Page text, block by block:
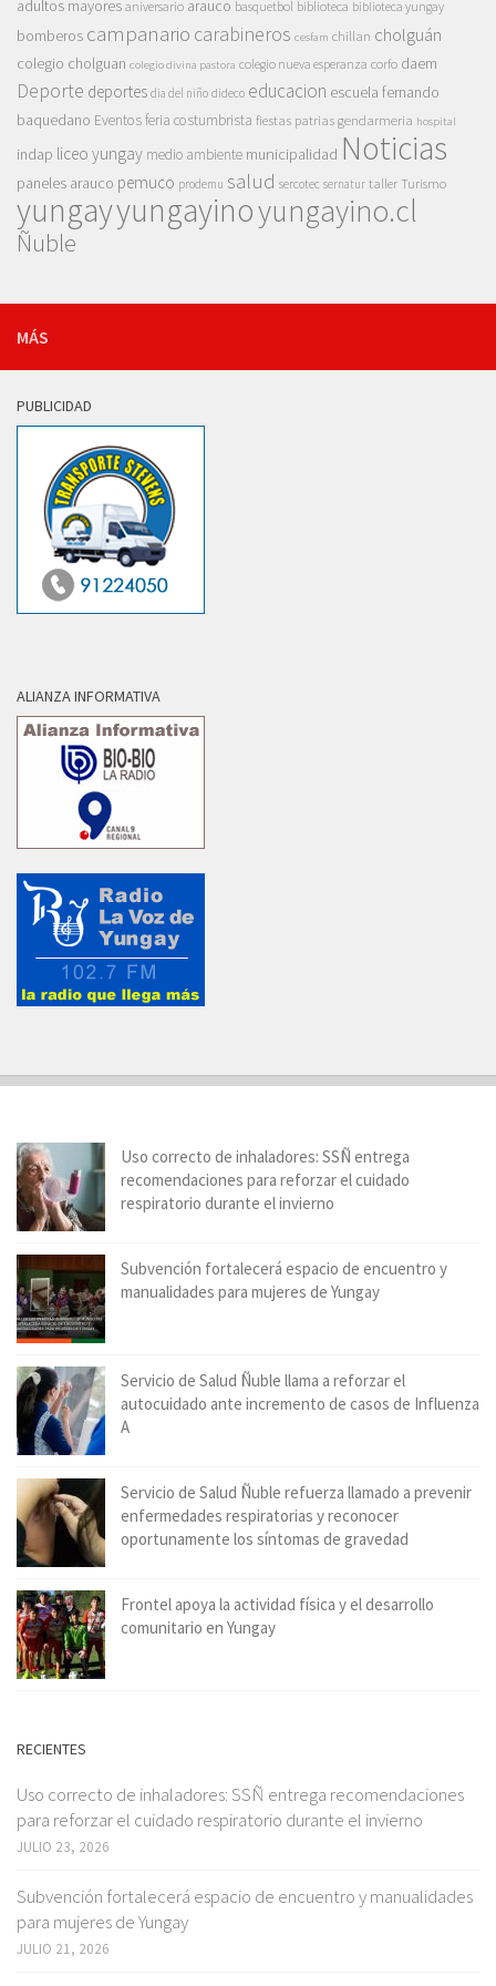
adultos mayores aniversario arauco basquetbol biblioteca biblioteca yungay
bomberos campanario carabineros cesfam chillan cholguán
colegio cholguan colegio divina pastora colegio nueva esperanza corfo daem
Deporte deportes dia del niño dideco educacion escuela fernando
baquedano Eventosferia costumbrista fiestas patrias gendarmeria hospital
indap liceo yungay medio ambiente municipalidad Noticias
paneles arauco pemuco prodemu salud sercotec sernatur taller Turismo
yungayyungayinoyungayino.cl
Ñuble
MÁS
PUBLICIDAD
ALIANZA INFORMATIVA
Uso correcto de inhaladores: SSÑ entrega
recomendaciones para reforzar el cuidado
respiratorio durante el invierno
Subvención fortalecerá espacio de encuentro y
manualidades para mujeres de Yungay
Servicio de Salud Ñuble llama a reforzar el
autocuidado ante incremento de casos de Influenza
A
Servicio de Salud Ñuble refuerza llamado a prevenir
enfermedades respiratorias y reconocer
oportunamente los síntomas de gravedad
Frontel apoya la actividad física y el desarrollo
comunitario en Yungay
RECIENTES
Uso correcto de inhaladores: SSÑ entrega recomendaciones
para reforzar el cuidado respiratorio durante el invierno
JULIO 23, 2026
Subvención fortalecerá espacio de encuentro y manualidades
para mujeres de Yungay
JULIO 21, 2026